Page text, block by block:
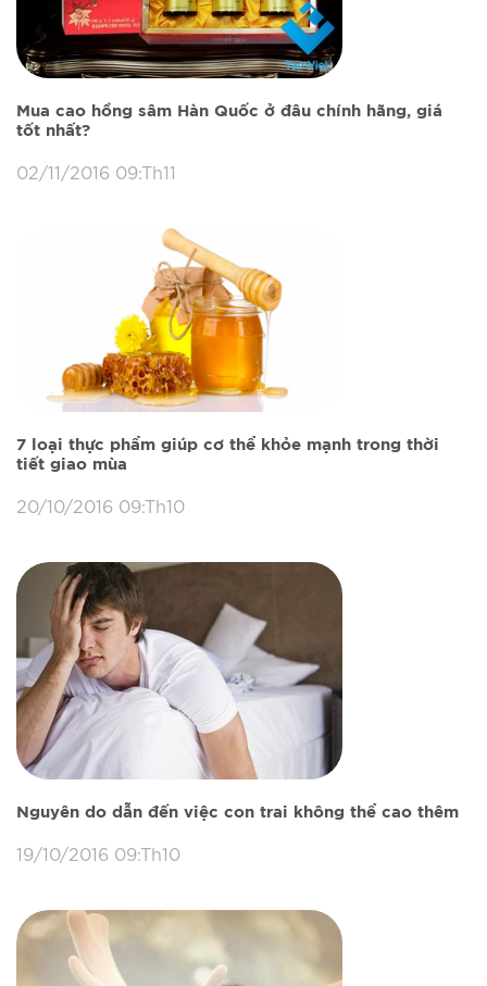
Mua cao hồng sâm Hàn Quốc ở đâu chính hãng, giá
tốt nhất?
02/11/2016 09:Th11
7 loại thực phẩm giúp cơ thể khỏe mạnh trong thời
tiết giao mùa
20/10/2016 09:Th10
Nguyên do dẫn đến việc con trai không thể cao thêm
19/10/2016 09:Th10